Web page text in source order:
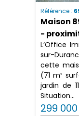
Référence :
Maison
-
L’Office
sur-
cette
(71 m²
jardin de
Situation...
299